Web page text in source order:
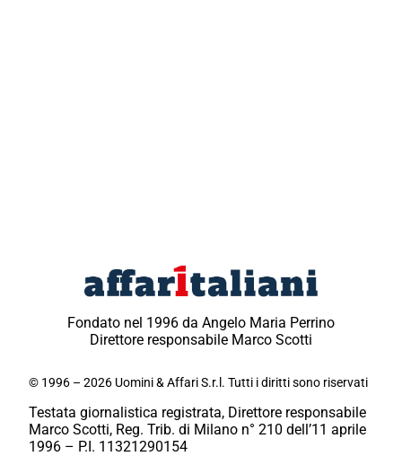
Fondato nel 1996 da Angelo Maria Perrino
Direttore responsabile Marco Scotti
© 1996 – 2026 Uomini & Affari S.r.l. Tutti i diritti sono riservati
Testata giornalistica registrata, Direttore responsabile
Marco Scotti, Reg. Trib. di Milano n° 210 dell’11 aprile
1996 – P.I. 11321290154